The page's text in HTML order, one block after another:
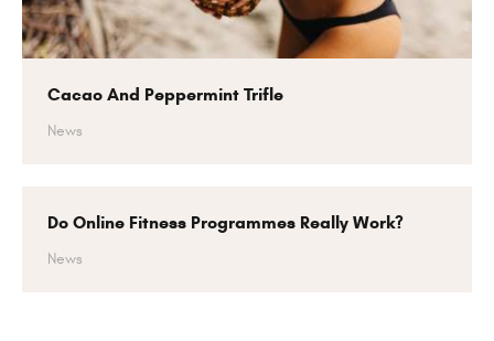
Cacao And Peppermint Trifle
News
Do Online Fitness Programmes Really Work?
News